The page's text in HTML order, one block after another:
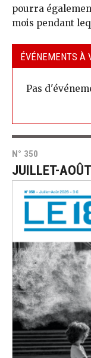
pourra
mois pendant
ÉVÉNEMENTS À
Pas
N° 350
JUILLET-